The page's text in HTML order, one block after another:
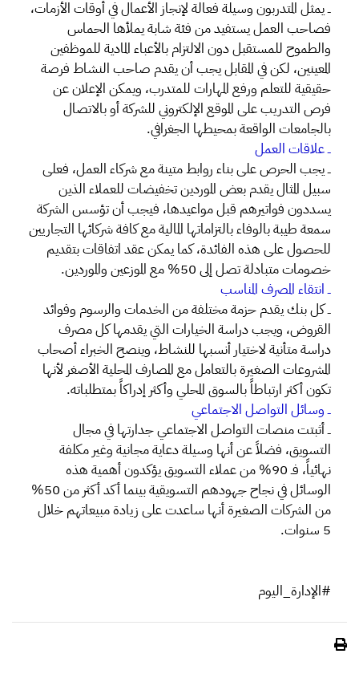
ــ يمثل المتدربون وسيلة فعالة لإنجاز الأعمال في أوقات الأزمات،
فصاحب العمل يستفيد من فئة شابة يملأها الحماس
والطموح للمستقبل دون الالتزام بالأعباء المادية للموظفين
المعينين، لكن في المقابل يجب أن يقدم صاحب النشاط فرصة
حقيقية للتعلم ورفع المهارات للمتدرب، ويمكن الإعلان عن
فرص التدريب على الموقع الإلكتروني للشركة أو بالاتصال
بالجامعات الواقعة بمحيطها الجغرافي.
ــ علاقات العمل
ــ يجب الحرص على بناء روابط متينة مع شركاء العمل، فعلى
سبيل المثال يقدم بعض الموردين تخفيضات للعملاء الذين
يسددون فواتيرهم قبل مواعيدها، فيجب أن تؤسس الشركة
سمعة طيبة بالوفاء بالتزاماتها المالية مع كافة شركائها التجاريين
للحصول على هذه الفائدة، كما يمكن عقد اتفاقات بتقديم
خصومات متبادلة تصل إلى 50% مع الموزعين والموردين.
ــ انتقاء المصرف المناسب
ــ كل بنك يقدم حزمة مختلفة من الخدمات والرسوم وفوائد
القروض، ويجب دراسة الخيارات التي يقدمها كل مصرف
دراسة متأنية لاختيار أنسبها للنشاط، وينصح الخبراء أصحاب
المشروعات الصغيرة بالتعامل مع المصارف المحلية الأصغر لأنها
تكون أكثر ارتباطاً بالسوق المحلي وأكثر إدراكاً بمتطلباته.
ــ وسائل التواصل الاجتماعي
ــ أثبتت منصات التواصل الاجتماعي جدارتها في مجال
التسويق، فضلاً عن أنها وسيلة دعاية مجانية وغير مكلفة
نهائياً، فـ 90% من عملاء التسويق يؤكدون أهمية هذه
الوسائل في نجاح جهودهم التسويقية بينما أكد أكثر من 50%
من الشركات الصغيرة أنها ساعدت على زيادة مبيعاتهم خلال
5 سنوات.
#الإدارة_اليوم